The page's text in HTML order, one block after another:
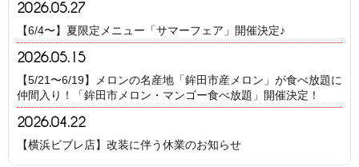
2026.05.27
【6/4〜】夏限定メニュー「サマーフェア」開催決定♪
2026.05.15
【5/21〜6/19】メロンの名産地「鉾田市産メロン」が食べ放題に
仲間入り！「鉾田市メロン・マンゴー食べ放題」開催決定！
2026.04.22
【横浜ビブレ店】改装に伴う休業のお知らせ